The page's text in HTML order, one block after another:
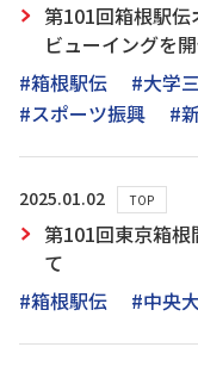
第101回箱根駅
ビューイングを
#箱根駅伝
#大学
#スポーツ振興
#
2025.01.02 TOP
第101回東京箱
て
#箱根駅伝
#中央